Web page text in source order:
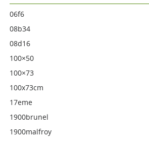
06f6
08b34
08d16
100×50
100×73
100x73cm
17eme
1900brunel
1900malfroy